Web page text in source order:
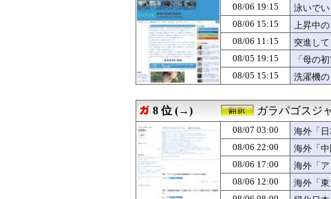
08/06 14:41
消費減税で起きる損
08/06 14:31
中国人「サッカー日
08/06 14:30
【MLB】村上宗隆が
08/06 14:28
韓国人「地震で高市
08/06 14:05
韓国人「現在、日本
08/06 14:00
【朗報】韓国の掲示
08/06 13:38
海外「この男は最高
08/06 13:27
【海外の反応】今永昇
08/06 13:00
【スウェーデン-モロ
08/06 12:50
大谷翔平の今季初と
08/06 12:46
韓国人「8回の2ラン
08/06 12:36
海外「日本は変わら
08/06 12:35
韓国人「日本が東ア
08/06 12:34
英国人「獲得してく
08/06 12:30
韓国人「猛暑の中頑
08/06 19:15
泳いで
08/06 15:15
上昇中
08/06 11:15
突進し
08/05 19:15
「母の
08/05 15:15
洗濯機
8 位 (→) ガラパゴスジ
08/07 03:00
海外「
08/06 22:00
海外「
08/06 17:00
海外「
08/06 12:00
海外「